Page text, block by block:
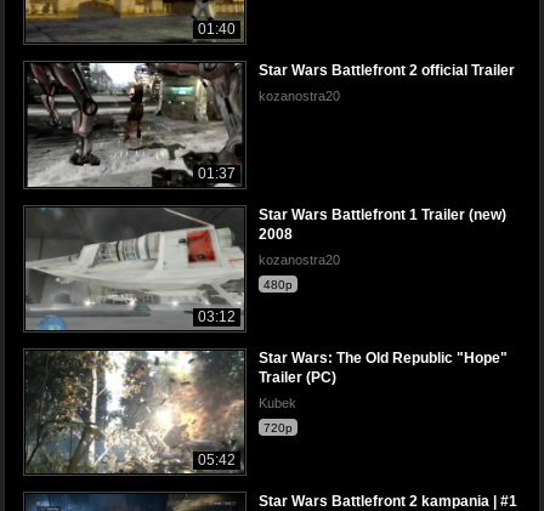
01:40
01:37
Star Wars Battlefront 2 official Trailer
kozanostra20
03:12
Star Wars Battlefront 1 Trailer (new)
2008
kozanostra20
480p
05:42
Star Wars: The Old Republic "Hope"
Trailer (PC)
Kubek
720p
Star Wars Battlefront 2 kampania | #1